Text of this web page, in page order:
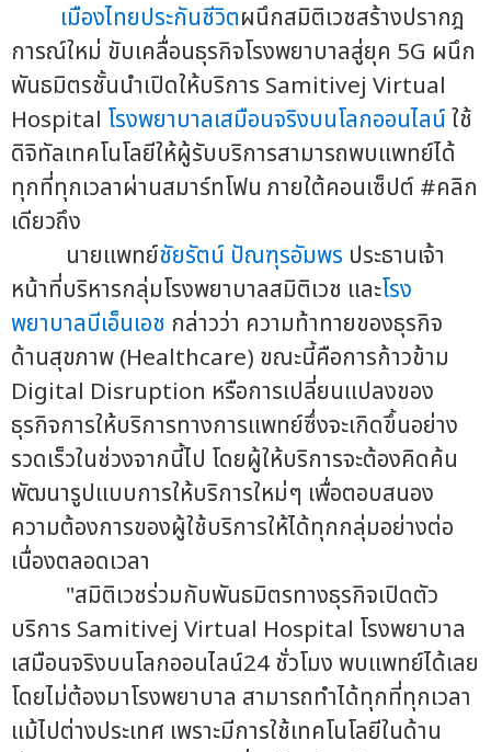
เมืองไทยประกันชีวิตผนึกสมิติเวชสร้างปรากฎ
การณ์ใหม่ ขับเคลื่อนธุรกิจโรงพยาบาลสู่ยุค 5G ผนึก
พันธมิตรชั้นนำเปิดให้บริการ Samitivej Virtual
Hospital โรงพยาบาลเสมือนจริงบนโลกออนไลน์ใช้
ดิจิทัลเทคโนโลยีให้ผู้รับบริการสามารถพบแพทย์ได้
ทุกที่ทุกเวลาผ่านสมาร์ทโฟน ภายใต้คอนเซ็ปต์ #คลิก
เดียวถึง
นายแพทย์ชัยรัตน์ ปัณฑุรอัมพร ประธานเจ้า
หน้าที่บริหารกลุ่มโรงพยาบาลสมิติเวช และโรง
พยาบาลบีเอ็นเอช กล่าวว่า ความท้าทายของธุรกิจ
ด้านสุขภาพ (Healthcare) ขณะนี้คือการก้าวข้าม
Digital Disruption หรือการเปลี่ยนแปลงของ
ธุรกิจการให้บริการทางการแพทย์ซึ่งจะเกิดขึ้นอย่าง
รวดเร็วในช่วงจากนี้ไป โดยผู้ให้บริการจะต้องคิดค้น
พัฒนารูปแบบการให้บริการใหม่ๆ เพื่อตอบสนอง
ความต้องการของผู้ใช้บริการให้ได้ทุกกลุ่มอย่างต่อ
เนื่องตลอดเวลา
"สมิติเวชร่วมกับพันธมิตรทางธุรกิจเปิดตัว
บริการ Samitivej Virtual Hospital โรงพยาบาล
เสมือนจริงบนโลกออนไลน์24 ชั่วโมง พบแพทย์ได้เลย
โดยไม่ต้องมาโรงพยาบาล สามารถทำได้ทุกที่ทุกเวลา
แม้ไปต่างประเทศ เพราะมีการใช้เทคโนโลยีในด้าน